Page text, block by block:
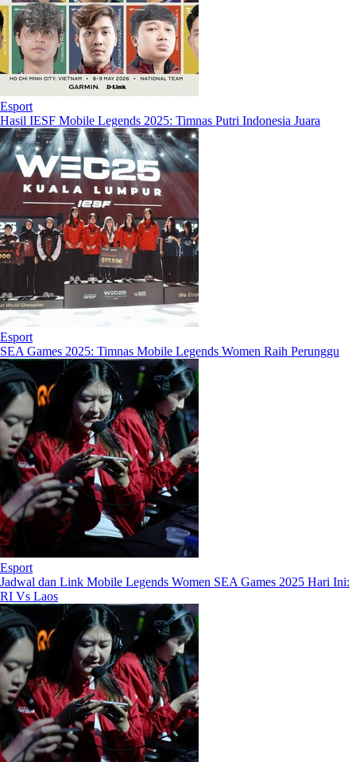
Esport
Hasil IESF Mobile Legends 2025: Timnas Putri Indonesia Juara
Esport
SEA Games 2025: Timnas Mobile Legends Women Raih Perunggu
Esport
Jadwal dan Link Mobile Legends Women SEA Games 2025 Hari Ini:
RI Vs Laos